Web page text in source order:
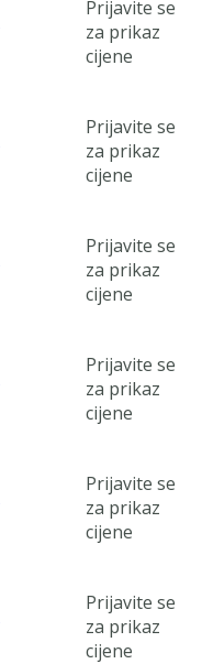
Prijavite se
za prikaz
cijene
Prijavite se
za prikaz
cijene
Prijavite se
za prikaz
cijene
Prijavite se
za prikaz
cijene
Prijavite se
za prikaz
cijene
Prijavite se
za prikaz
cijene